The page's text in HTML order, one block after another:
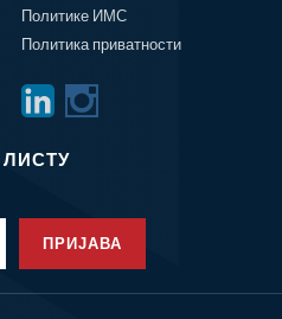
Политике ИМС
Политика приватности
ПРИЈАВА